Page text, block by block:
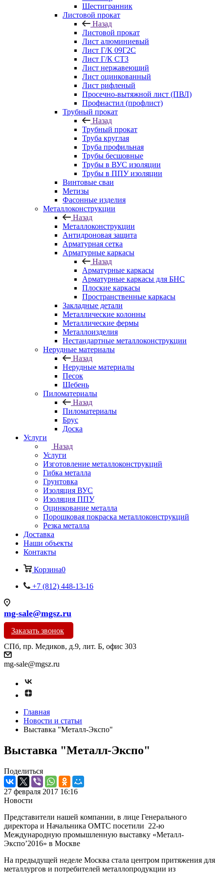
Шестигранник
Листовой прокат
Назад
Листовой прокат
Лист алюминиевый
Лист Г/К 09Г2С
Лист Г/К СТ3
Лист нержавеющий
Лист оцинкованный
Лист рифленый
Просечно-вытяжной лист (ПВЛ)
Профнастил (профлист)
Трубный прокат
Назад
Трубный прокат
Труба круглая
Труба профильная
Трубы бесшовные
Трубы в ВУС изоляции
Трубы в ППУ изоляции
Винтовые сваи
Метизы
Фасонные изделия
Металлоконструкции
Назад
Металлоконструкции
Антидроновая защита
Арматурная сетка
Арматурные каркасы
Назад
Арматурные каркасы
Арматурные каркасы для БНС
Плоские каркасы
Пространственные каркасы
Закладные детали
Металлические колонны
Металлические фермы
Металлоизделия
Нестандартные металлоконструкции
Нерудные материалы
Назад
Нерудные материалы
Песок
Щебень
Пиломатериалы
Назад
Пиломатериалы
Брус
Доска
Услуги
Назад
Услуги
Изготовление металлоконструкций
Гибка металла
Грунтовка
Изоляция ВУС
Изоляция ППУ
Оцинкование металла
Порошковая покраска металлоконструкций
Резка металла
Доставка
Наши объекты
Контакты
Корзина0
+7 (812) 448-13-16
mg-sale@mgsz.ru
Заказать звонок
СПб, пр. Медиков, д.9, лит. Б, офис 303
mg-sale@mgsz.ru
Главная
Новости и статьи
Выставка "Металл-Экспо"
Выставка "Металл-Экспо"
Поделиться
27 февраля 2017 16:16
Новости
Представители нашей компании, в лице Генерального
директора и Начальника ОМТС посетили 22-ю
Международную промышленную выставку «Металл-
Экспо’2016» в Москве
На предыдущей неделе Москва стала центром притяжения для
металлургов и потребителей металлопродукции из